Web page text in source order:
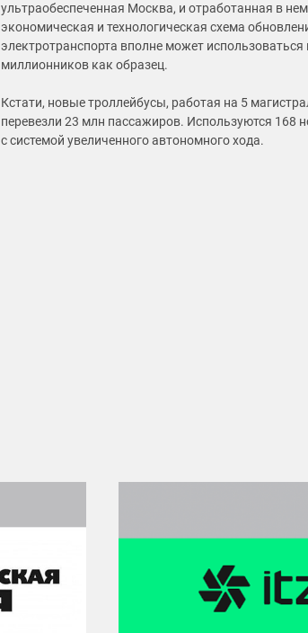
ультраобеспеченная Москва, и отработанная в
экономическая и технологическая схема
электротранспорта вполне может
миллионников как образец.
Кстати, новые троллейбусы, работая на 5
перевезли 23 млн пассажиров. Используются 168
с системой увеличенного автономного хода.